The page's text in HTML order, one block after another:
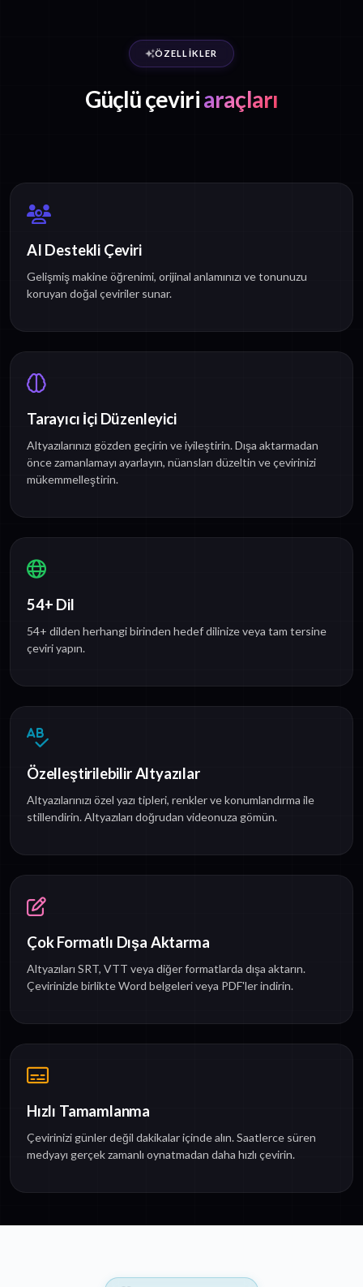
ÖZELLIKLER
Güçlü çeviriaraçları
AI Destekli Çeviri
Gelişmiş makine öğrenimi, orijinal anlamınızı ve tonunuzu
koruyan doğal çeviriler sunar.
Tarayıcı İçi Düzenleyici
Altyazılarınızı gözden geçirin ve iyileştirin. Dışa aktarmadan
önce zamanlamayı ayarlayın, nüansları düzeltin ve çevirinizi
mükemmelleştirin.
54+ Dil
54+ dilden herhangi birinden hedef dilinize veya tam tersine
çeviri yapın.
Özelleştirilebilir Altyazılar
Altyazılarınızı özel yazı tipleri, renkler ve konumlandırma ile
stillendirin. Altyazıları doğrudan videonuza gömün.
Çok Formatlı Dışa Aktarma
Altyazıları SRT, VTT veya diğer formatlarda dışa aktarın.
Çevirinizle birlikte Word belgeleri veya PDF'ler indirin.
Hızlı Tamamlanma
Çevirinizi günler değil dakikalar içinde alın. Saatlerce süren
medyayı gerçek zamanlı oynatmadan daha hızlı çevirin.